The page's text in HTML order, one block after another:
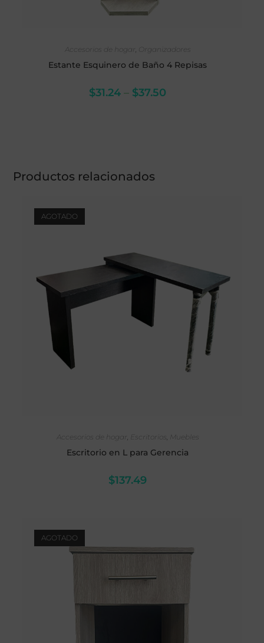
Accesorios de hogar
Organizadores
Estante Esquinero de Baño 4 Repisas
$31.24 – $37.50
Productos relacionados
AGOTADO
Accesorios de hogar , Escritorios , Muebles
Escritorio en L para Gerencia
$137.49
AGOTADO